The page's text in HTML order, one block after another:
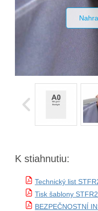
K stiahnutiu:
Technický list
Tisk šablony
BEZPEČNOSTNÍ